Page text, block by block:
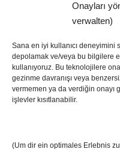
Onayları
verwalten)
Sana en iyi kullanıcı
depolamak ve/veya bu bilgilere
kullanıyoruz. Bu teknolojilere
gezinme davranışı veya
vermemen ya da verdiğin onayı
işlevler kısıtlanabilir.
(Um dir ein optimales Erlebnis
SON HABERLER
İstanbul’da
Villa
08 May